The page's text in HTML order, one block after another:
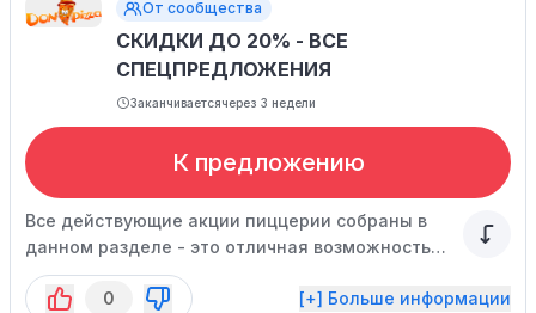
От сообщества
СКИДКИ ДО 20% - ВСЕ
СПЕЦПРЕДЛОЖЕНИЯ
Заканчиваетсячерез 3 недели
К предложению
Все действующие акции пиццерии собраны в
данном разделе - это отличная возможность
выгодно оформить заказ!
0
[+] Больше информации